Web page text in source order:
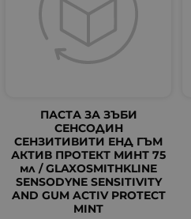
ПАСТА ЗА ЗЪБИ
СЕНСОДИН
СЕНЗИТИВИТИ ЕНД ГЪМ
АКТИВ ПРОТЕКТ МИНТ 75
мл / GLAXOSMITHKLINE
SENSODYNE SENSITIVITY
AND GUM ACTIV PROTECT
MINT